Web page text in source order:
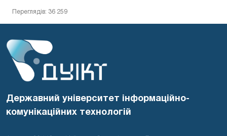
Переглядів: 36 259
Державний університет інформаційно-
комунікаційних технологій